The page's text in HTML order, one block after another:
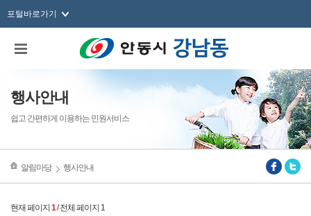
포털바로가기
행사안내
쉽고 간편하게 이용하는 민원서비스
알림마당 행사안내
현재 페이지 1/ 전체 페이지 1